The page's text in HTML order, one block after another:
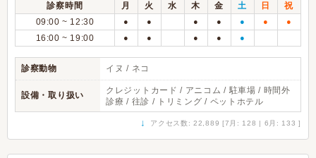
診察時間 月 火 水 木 金 土 日
祝
09:00 ~ 12:30
● ● ● ● ● ● ●
16:00 ~ 19:00 ● ● ● ● ●
診察動物 イヌ / ネコ
設備・取り扱い
クレジットカード / アニコム / 駐車場 / 時間外
診療 / 往診 / トリミング / ペットホテル
↓ アクセス数: 22,889 [7月: 128 | 6月: 133 ]